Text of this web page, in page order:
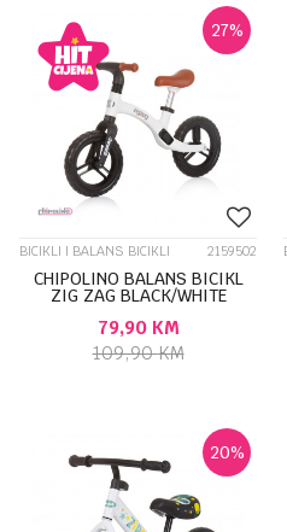
27%
BICIKLI I BALANS BICIKLI 2159502
CHIPOLINO BALANS BICIKL
ZIG ZAG BLACK/WHITE
79,90 KM
109,90KM
20%